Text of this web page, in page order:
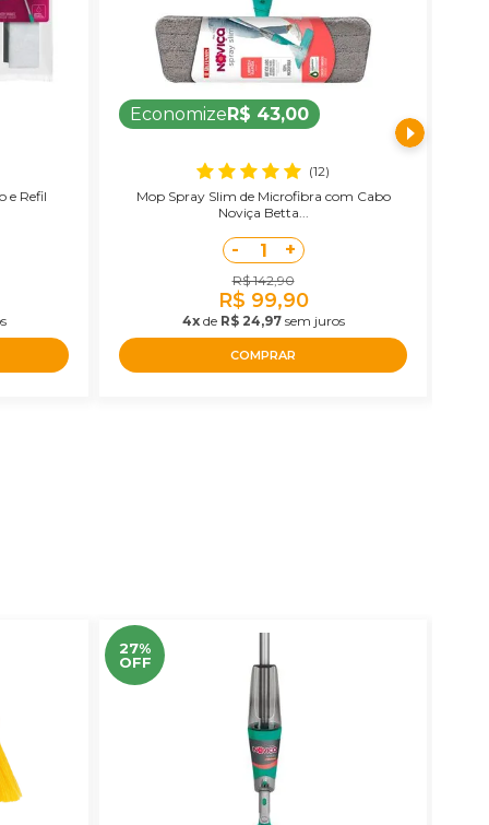
e Refil
EconomizeR$ 43,00
(12)
Mop Spray Slim de Microfibra com Cabo
Noviça Betta...
- 1 +
R$ 142,90
R$ 99,90
4xde R$ 24,97sem juros
COMPRAR
27%
OFF